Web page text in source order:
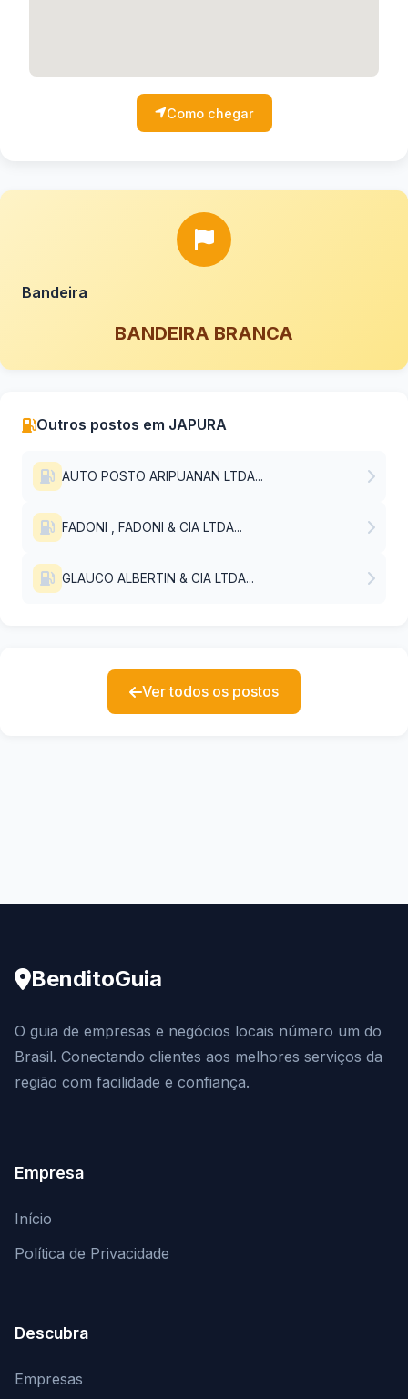
Como chegar
Bandeira
BANDEIRA BRANCA
Outros postos em JAPURA
AUTO POSTO ARIPUANAN LTDA...
FADONI , FADONI & CIA LTDA...
GLAUCO ALBERTIN & CIA LTDA...
Ver todos os postos
BenditoGuia
O guia de empresas e negócios locais número um do
Brasil. Conectando clientes aos melhores serviços da
região com facilidade e confiança.
Empresa
Início
Política de Privacidade
Descubra
Empresas